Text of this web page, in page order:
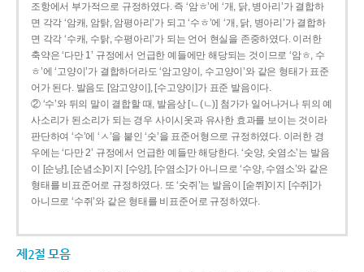
조항에서 부가적으로 규정하였다. 즉 ‘암ㅎ’에 ‘개, 닭, 병아리’가 결합하
면 각각 ‘암캐, 암탉, 암평아리’가 되고 ‘수ㅎ’에 ‘개, 닭, 병아리’가 결합하
면 각각 ‘수캐, 수탉, 수평아리’가 되는 언어 현실을 존중하였다. 이러한
축약은 ‘다만 1’ 규정에서 언급한 예들에만 해당되는 것이므로 ‘암ㅎ, 수
ㅎ’에 ‘고양이’가 결합하더라도 ‘암고양이, 수고양이’와 같은 형태가 표준
어가 된다. 발음도 [암고양이], [수고양이]가 표준 발음이다.
② ‘수’와 뒤의 말이 결합할 때, 발음상 [ㄴ(ㄴ)] 첨가가 일어나거나 뒤의 예
사소리가 된소리가 되는 경우 사이시옷과 유사한 효과를 보이는 것이라
판단하여 ‘수’에 ‘ㅅ’을 붙인 ‘숫’을 표준어형으로 규정하였다. 이러한 경
우에는 ‘다만 2’ 규정에서 언급한 예들만 해당한다. ‘숫양, 숫염소’는 발음
이 [순냥], [순념소]이지 [수양], [수염소]가 아니므로 ‘수양, 수염소’와 같은
형태를 비표준어로 규정하였다. 또 ‘숫쥐’는 발음이 [숟쮜]이지 [수쥐]가
아니므로 ‘수쥐’와 같은 형태를 비표준어로 규정하였다.
제2절 모음